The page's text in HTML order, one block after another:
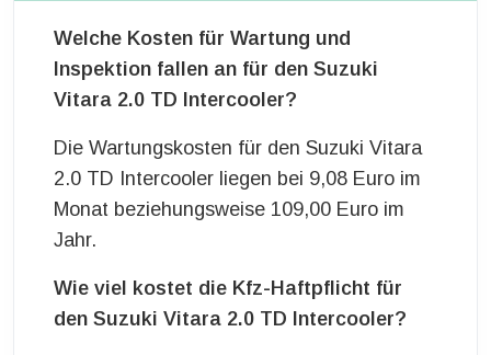
Welche Kosten für Wartung und
Inspektion fallen an für den Suzuki
Vitara 2.0 TD Intercooler?
Die Wartungskosten für den Suzuki Vitara
2.0 TD Intercooler liegen bei 9,08 Euro im
Monat beziehungsweise 109,00 Euro im
Jahr.
Wie viel kostet die Kfz-Haftpflicht für
den Suzuki Vitara 2.0 TD Intercooler?